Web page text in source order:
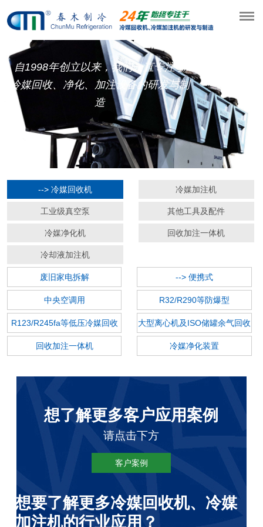
自1998年创立以来，我们一直专注于
冷媒回收、净化、加注设备的研发与制
造
--> 冷媒回收机 冷媒加注机
工业级真空泵 其他工具及配件
冷媒净化机 回收加注一体机
冷却液加注机
废旧家电拆解 --> 便携式
中央空调用 R32/R290等防爆型
R123/R245fa等低压冷媒回收
机
大型离心机及ISO储罐余气回收
回收加注一体机 冷媒净化装置
想了解更多客户应用案例
请点击下方
客户案例
想要了解更多冷媒回收机、冷媒
加注机的行业应用？